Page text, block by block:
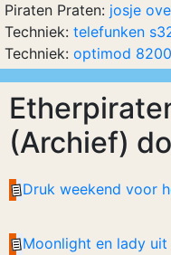
(Archief)
Druk weekend voor
Moonlight en lady uit
Piraten Praten: josje
Techniek: telefunken
Techniek: optimod